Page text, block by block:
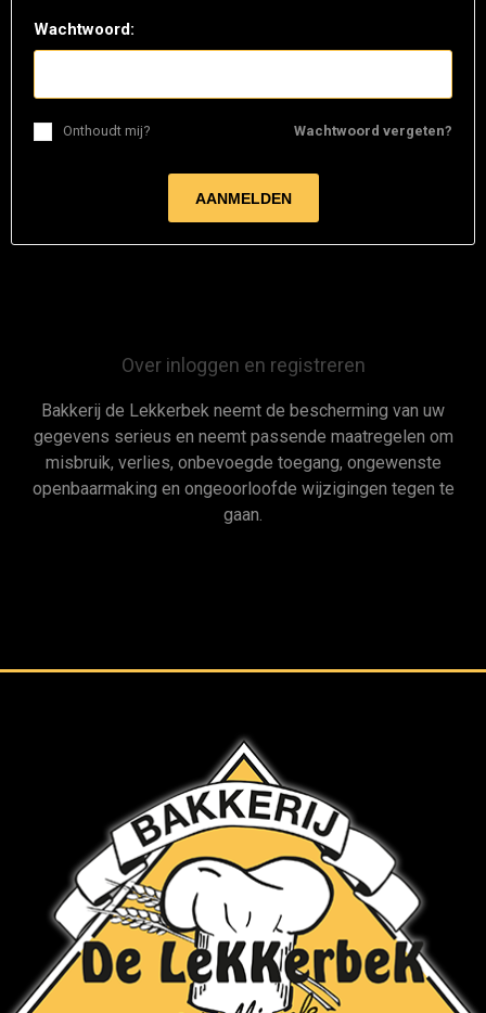
Wachtwoord:
Wachtwoord vergeten?
Onthoudt mij?
Over inloggen en registreren
Bakkerij de Lekkerbek neemt de bescherming van uw
gegevens serieus en neemt passende maatregelen om
misbruik, verlies, onbevoegde toegang, ongewenste
openbaarmaking en ongeoorloofde wijzigingen tegen te
gaan.